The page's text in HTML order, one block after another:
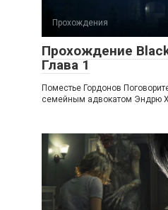
Прохождения
Прохождение
Глава 1
Поместье Гордонов
семейным адвокатом Эндрю